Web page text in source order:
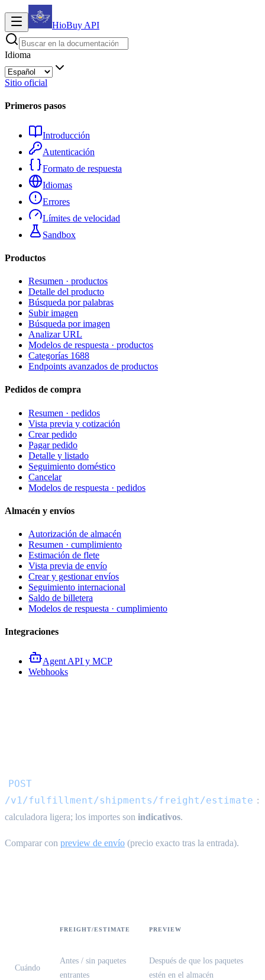
HioBuy API
Idioma
Sitio oficial
Primeros pasos
Introducción
Autenticación
Formato de respuesta
Idiomas
Errores
Límites de velocidad
Sandbox
Productos
Resumen · productos
Detalle del producto
Búsqueda por palabras
Subir imagen
Búsqueda por imagen
Analizar URL
Modelos de respuesta · productos
Categorías 1688
Endpoints avanzados de productos
Pedidos de compra
Resumen · pedidos
Vista previa y cotización
Crear pedido
Pagar pedido
Detalle y listado
Seguimiento doméstico
Cancelar
Modelos de respuesta · pedidos
Almacén y envíos
Autorización de almacén
Resumen · cumplimiento
Estimación de flete
Vista previa de envío
Crear y gestionar envíos
Seguimiento internacional
Saldo de billetera
Modelos de respuesta · cumplimiento
Integraciones
Agent API y MCP
Webhooks
POST
/v1/fulfillment/shipments/freight/estimate :
calculadora ligera; los importes son indicativos.
Comparar con preview de envío (precio exacto tras la entrada).
FREIGHT/ESTIMATE PREVIEW
Cuándo
Antes / sin paquetes
entrantes
Después de que los paquetes
estén en el almacén